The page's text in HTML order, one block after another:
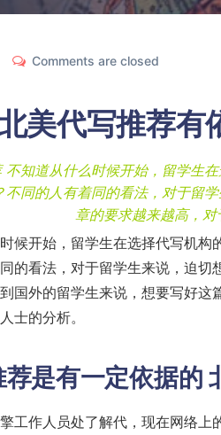
Comments are closed
美代写推荐有
不知道从什么时候开始，留学生
不同的人有着同的看法，对于留
章的要求越来越高，对
候开始，留学生在选择代写机构
的看法，对于留学生来说，迫切
国外的留学生来说，想要写好
士的分析。
荐是有一定依据的
工作人员处了解代，现在网络上